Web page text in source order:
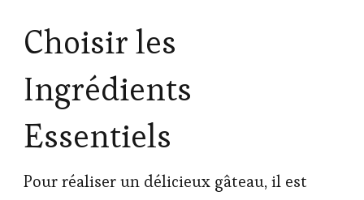
Choisir les
Ingrédients
Essentiels
Pour réaliser un délicieux gâteau, il est